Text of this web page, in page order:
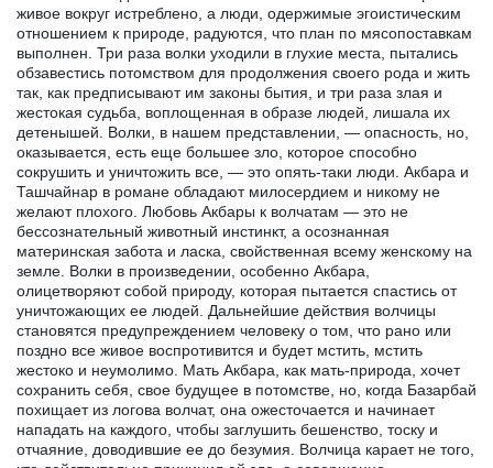
живое вокруг истреблено, а люди, одержимые эгоистическим
отношением к природе, радуются, что план по мясопоставкам
выполнен. Три раза волки уходили в глухие места, пытались
обзавестись потомством для продолжения своего рода и жить
так, как предписывают им законы бытия, и три раза злая и
жестокая судьба, воплощенная в образе людей, лишала их
детенышей. Волки, в нашем представлении, — опасность, но,
оказывается, есть еще большее зло, которое способно
сокрушить и уничтожить все, — это опять-таки люди. Акбара и
Ташчайнар в романе обладают милосердием и никому не
желают плохого. Любовь Акбары к волчатам — это не
бессознательный животный инстинкт, а осознанная
материнская забота и ласка, свойственная всему женскому на
земле. Волки в произведении, особенно Акбара,
олицетворяют собой природу, которая пытается спастись от
уничтожающих ее людей. Дальнейшие действия волчицы
становятся предупреждением человеку о том, что рано или
поздно все живое воспротивится и будет мстить, мстить
жестоко и неумолимо. Мать Акбара, как мать-природа, хочет
сохранить себя, свое будущее в потомстве, но, когда Базарбай
похищает из логова волчат, она ожесточается и начинает
нападать на каждого, чтобы заглушить бешенство, тоску и
отчаяние, доводившие ее до безумия. Волчица карает не того,